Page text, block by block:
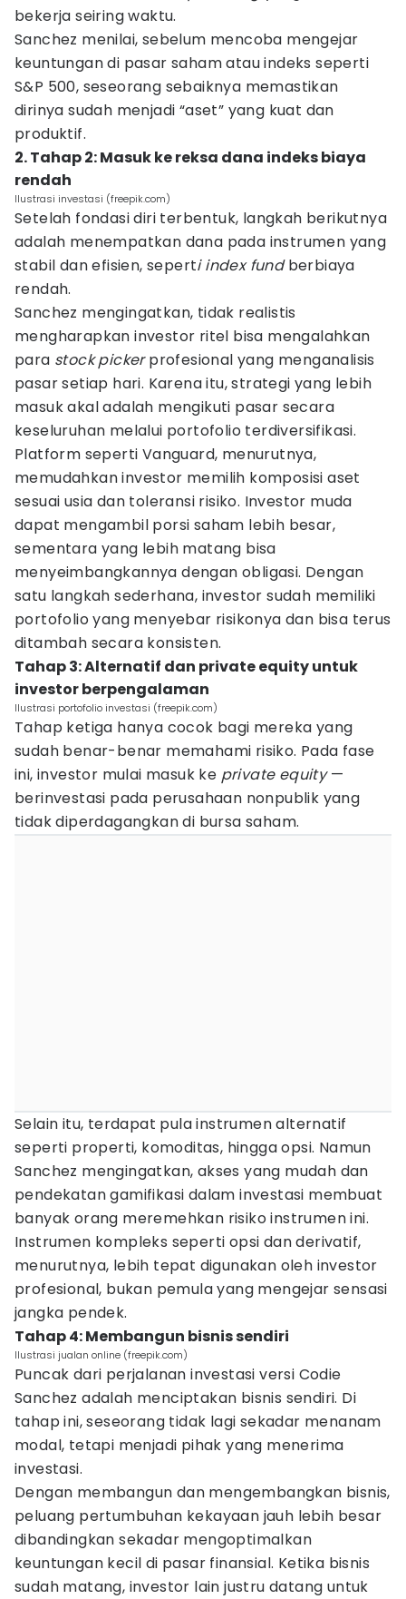
bekerja seiring waktu.
Sanchez menilai, sebelum mencoba mengejar
keuntungan di pasar saham atau indeks seperti
S&P 500, seseorang sebaiknya memastikan
dirinya sudah menjadi “aset” yang kuat dan
produktif.
2. Tahap 2: Masuk ke reksa dana indeks biaya
rendah
Ilustrasi investasi (freepik.com)
Setelah fondasi diri terbentuk, langkah berikutnya
adalah menempatkan dana pada instrumen yang
stabil dan efisien, seperti index fundberbiaya
rendah.
Sanchez mengingatkan, tidak realistis
mengharapkan investor ritel bisa mengalahkan
para stock pickerprofesional yang menganalisis
pasar setiap hari. Karena itu, strategi yang lebih
masuk akal adalah mengikuti pasar secara
keseluruhan melalui portofolio terdiversifikasi.
Platform seperti Vanguard, menurutnya,
memudahkan investor memilih komposisi aset
sesuai usia dan toleransi risiko. Investor muda
dapat mengambil porsi saham lebih besar,
sementara yang lebih matang bisa
menyeimbangkannya dengan obligasi. Dengan
satu langkah sederhana, investor sudah memiliki
portofolio yang menyebar risikonya dan bisa terus
ditambah secara konsisten.
Tahap 3: Alternatif dan private equity untuk
investor berpengalaman
Ilustrasi portofolio investasi (freepik.com)
Tahap ketiga hanya cocok bagi mereka yang
sudah benar-benar memahami risiko. Pada fase
ini, investor mulai masuk ke private equity—
berinvestasi pada perusahaan nonpublik yang
tidak diperdagangkan di bursa saham.
Selain itu, terdapat pula instrumen alternatif
seperti properti, komoditas, hingga opsi. Namun
Sanchez mengingatkan, akses yang mudah dan
pendekatan gamifikasi dalam investasi membuat
banyak orang meremehkan risiko instrumen ini.
Instrumen kompleks seperti opsi dan derivatif,
menurutnya, lebih tepat digunakan oleh investor
profesional, bukan pemula yang mengejar sensasi
jangka pendek.
Tahap 4: Membangun bisnis sendiri
Ilustrasi jualan online (freepik.com)
Puncak dari perjalanan investasi versi Codie
Sanchez adalah menciptakan bisnis sendiri. Di
tahap ini, seseorang tidak lagi sekadar menanam
modal, tetapi menjadi pihak yang menerima
investasi.
Dengan membangun dan mengembangkan bisnis,
peluang pertumbuhan kekayaan jauh lebih besar
dibandingkan sekadar mengoptimalkan
keuntungan kecil di pasar finansial. Ketika bisnis
sudah matang, investor lain justru datang untuk